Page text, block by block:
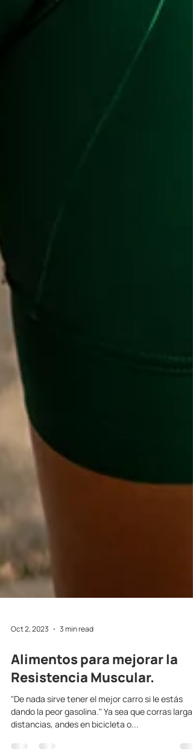
Oct 2, 2023 3 min read
Alimentos para mejorar la
Resistencia Muscular.
"De nada sirve tener el mejor carro si le estás
dando la peor gasolina." Ya sea que corras largas